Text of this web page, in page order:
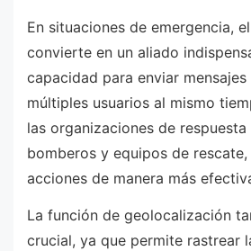
En situaciones de emergencia,
convierte en un aliado
capacidad para enviar
múltiples usuarios al mismo
las organizaciones de
bomberos y equipos de
acciones de manera más
La función de geolocalización
crucial, ya que permite rastrear